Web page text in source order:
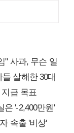
" 사과, 무슨 일
살해한 30대
급 목표
'-2,400만원'
속출 '비상'